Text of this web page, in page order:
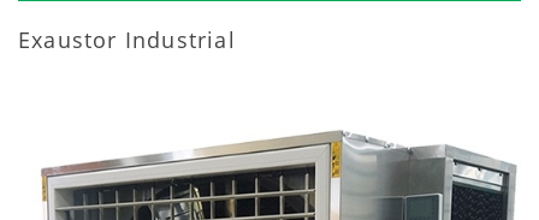
Exaustor Industrial